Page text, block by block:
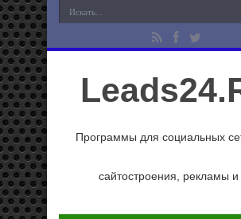
Программы для социальных
сайтостроения, рекламы и